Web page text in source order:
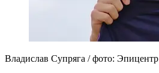
Владислав Супряга / фото: Эпицентр